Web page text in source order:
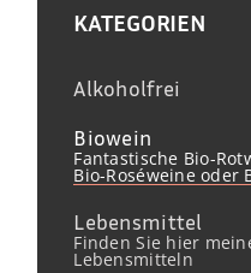
KATEGORIEN
Alkoholfrei
Biowein
Fantastische Bio-
Bio-Roséweine oder
Lebensmittel
Finden Sie hier
Lebensmitteln